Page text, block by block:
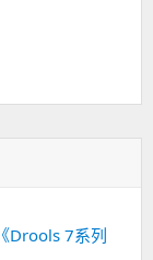
《Drools 7系列